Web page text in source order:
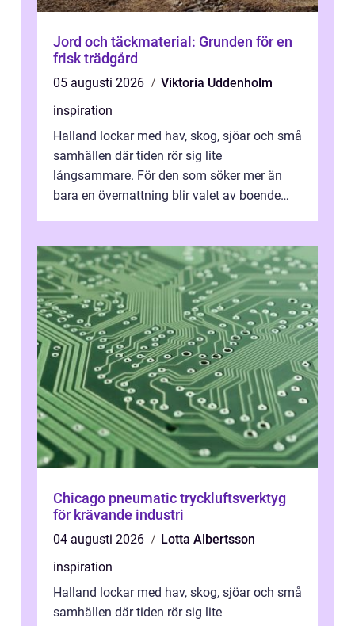
Jord och täckmaterial: Grunden för en
frisk trädgård
05 augusti 2026
Viktoria Uddenholm
inspiration
Halland lockar med hav, skog, sjöar och små
samhällen där tiden rör sig lite
långsammare. För den som söker mer än
bara en övernattning blir valet av boende
Chicago pneumatic tryckluftsverktyg
för krävande industri
04 augusti 2026
Lotta Albertsson
inspiration
Halland lockar med hav, skog, sjöar och små
samhällen där tiden rör sig lite